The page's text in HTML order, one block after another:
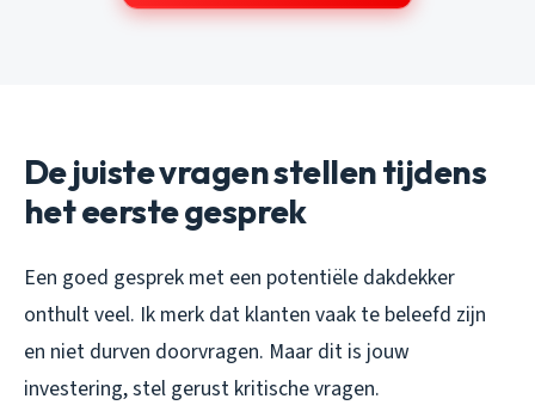
De juiste vragen stellen tijdens
het eerste gesprek
Een goed gesprek met een potentiële dakdekker
onthult veel. Ik merk dat klanten vaak te beleefd zijn
en niet durven doorvragen. Maar dit is jouw
investering, stel gerust kritische vragen.